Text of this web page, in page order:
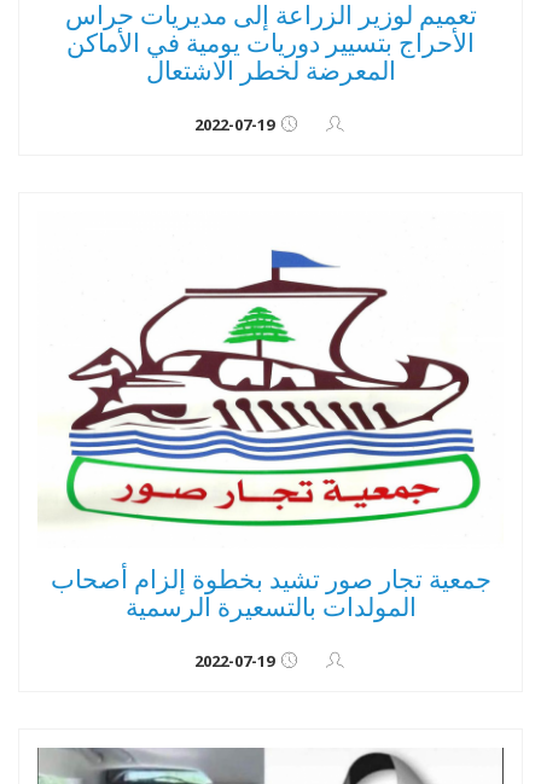
تعميم لوزير الزراعة إلى مديريات حراس
الأحراج بتسيير دوريات يومية في الأماكن
المعرضة لخطر الاشتعال
2022-07-19
جمعية تجار صور تشيد بخطوة إلزام أصحاب
المولدات بالتسعيرة الرسمية
2022-07-19